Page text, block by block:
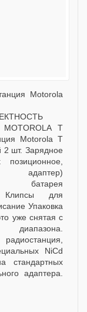
T
Motorola T
2 шт. Зарядное
позиционное,
батарея
Клипсы для
Упаковка
уже снятая с
NiCd
стандартных
адаптера.